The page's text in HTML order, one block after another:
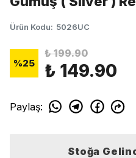
Ürün Kodu: 5026UC
%25
₺ 199.90
₺ 149.90
Paylaş:
Stoğa